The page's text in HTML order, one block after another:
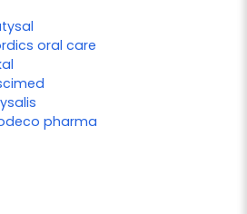
oral care
pharma